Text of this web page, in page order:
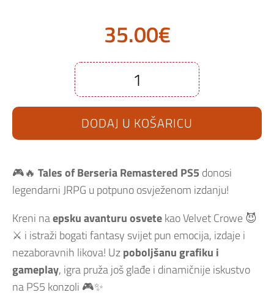
35.00€
Of
Beseria
PS5
količina
DODAJ U KOŠARICU
🎮🔥 Tales of Berseria Remastered PS5 donosi
legendarni JRPG u potpuno osvježenom izdanju!
Kreni naepsku avanturu osvetekao Velvet Crowe 😈
⚔️ i istraži bogati fantasy svijet pun emocija, izdaje i
nezaboravnih likova! Uzpoboljšanu grafiku i
gameplay, igra pruža još glađe i dinamičnije iskustvo
na PS5 konzoli 🎮✨